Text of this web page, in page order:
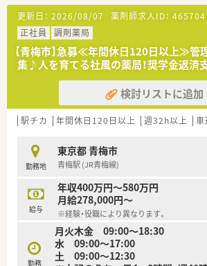
更新日： 2026/08/07 薬剤師求人ID： 465704
正社員
調剤薬局
【青梅市】急募≪年間休日120日以上≫管
集♪人を育てる社風の薬局！奨学金返済
検討リストに追加
駅チカ 年間休日120日以上 週32h以上 車
勤務地
東京都 青梅市
青梅駅 (JR青梅線)
給与
年収400万円～580万円
月給278,000円～
※経験・役職により異なります。
勤務
月火木金 09:00～18:30
水 09:00～17:00
土 09:00～12:30